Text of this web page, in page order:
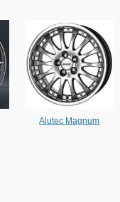
Alutec Magnum